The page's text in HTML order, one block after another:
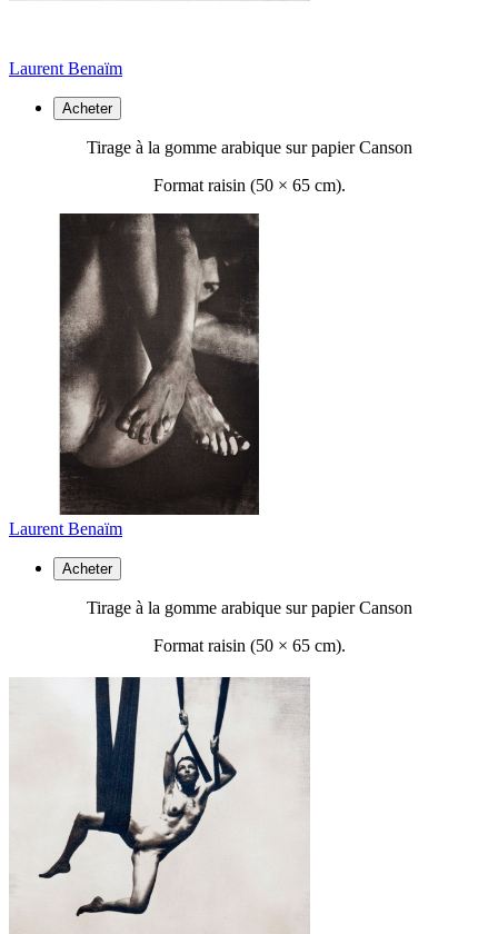
Laurent Benaïm
Acheter
Tirage à la gomme arabique sur papier Canson
Format raisin (50 × 65 cm).
Laurent Benaïm
Acheter
Tirage à la gomme arabique sur papier Canson
Format raisin (50 × 65 cm).